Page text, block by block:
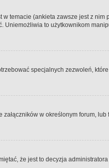
temacie (ankieta zawsze jest z nim
to użytkownikom
specjalnych zezwoleń,
w określonym forum,
że jest to decyzja